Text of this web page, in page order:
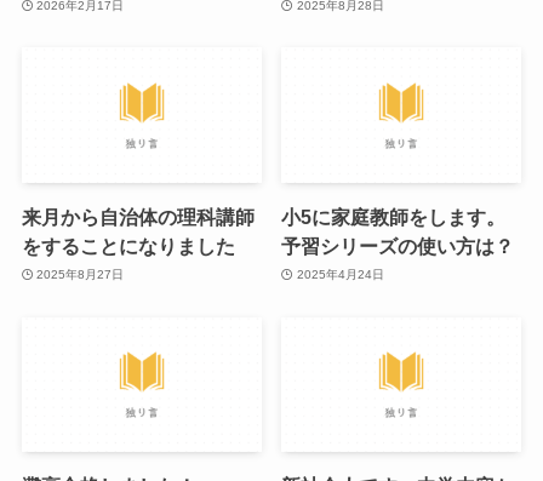
2026年2月17日 2025年8月28日
来月から自治体の理科講師
をすることになりました
2025年8月27日
小5に家庭教師をします。
予習シリーズの使い方は？
2025年4月24日